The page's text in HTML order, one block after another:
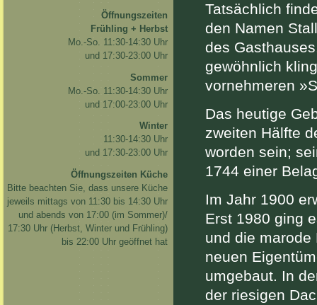
Öffnungszeiten
Frühling + Herbst
Mo.-So. 11:30-14:30 Uhr
und 17:30-23:00 Uhr
Sommer
Mo.-So. 11:30-14:30 Uhr
und 17:00-23:00 Uhr
Winter
11:30-14:30 Uhr
und 17:30-23:00 Uhr
Öffnungszeiten Küche
Bitte beachten Sie, dass unsere Küche
jeweils mittags von 11:30 bis 14:30 Uhr
und abends von 17:00 (im Sommer)/
17:30 Uhr (Herbst, Winter und Frühling)
bis 22:00 Uhr geöffnet hat
Tatsächlich
den Namen
des
gewöhnlich
vornehmeren
Das heutige
zweiten Hälfte
worden sein;
1744 einer
Im Jahr 1900
Erst 1980 ging
und die
neuen
umgebaut. In
der riesigen